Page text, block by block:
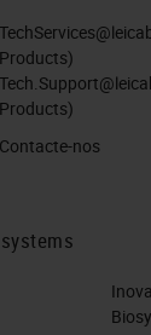
Products)
Products)
Contacte-nos